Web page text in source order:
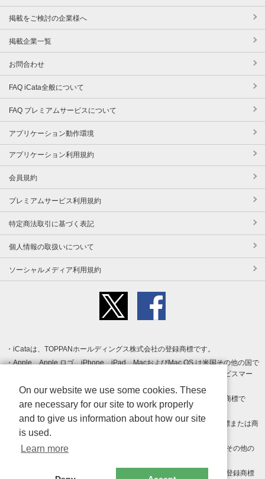
掲載をご検討の企業様へ
掲載企業一覧
お問合わせ
FAQ iCata全般について
FAQ プレミアムサービスについて
アプリケーション動作環境
アプリケーション利用規約
会員規約
プレミアムサービス利用規約
特定商法取引に基づく表記
個人情報の取扱いについて
ソーシャルメディア利用規約
iCataは、TOPPANホールディングス株式会社の登録商標です。
Apple、Apple ロゴ、iPhone、iPad、MacおよびMac OS は米国その他の国で
登録された Apple Inc. の商標です。App Store は Apple Inc. のサービスマー
クです。
Android、Google Play および Google Play ロゴ は Google LLC の商標で
す。
Windows は Microsoft Inc.の米国およびその他の国における登録商標または商
標です。
Adobe、Adobe Reader、Adobe PDF は、Adobe Inc.の米国およびその他の
その他、記載されている会社名、商品名、ロゴは各社の商標または登録商標
On our website we use some cookies. These
are necessary for our site to work properly
and to give us information about how our site
is used.
Learn more